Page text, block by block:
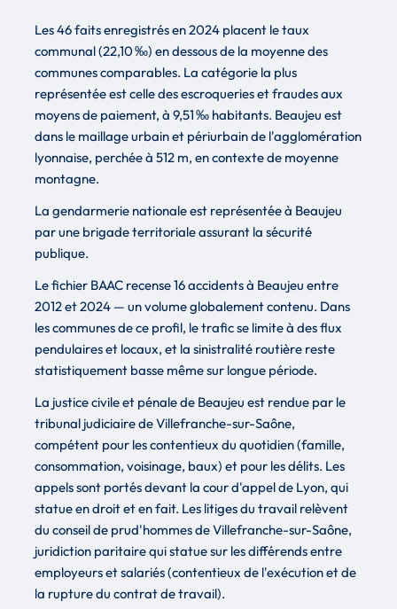
Les 46 faits enregistrés en 2024 placent le taux
communal (22,10 ‰) en dessous de la moyenne des
communes comparables. La catégorie la plus
représentée est celle des escroqueries et fraudes aux
moyens de paiement, à 9,51 ‰ habitants. Beaujeu est
dans le maillage urbain et périurbain de l'agglomération
lyonnaise, perchée à 512 m, en contexte de moyenne
montagne.
La gendarmerie nationale est représentée à Beaujeu
par une brigade territoriale assurant la sécurité
publique.
Le fichier BAAC recense 16 accidents à Beaujeu entre
2012 et 2024 — un volume globalement contenu. Dans
les communes de ce profil, le trafic se limite à des flux
pendulaires et locaux, et la sinistralité routière reste
statistiquement basse même sur longue période.
La justice civile et pénale de Beaujeu est rendue par le
tribunal judiciaire de Villefranche-sur-Saône,
compétent pour les contentieux du quotidien (famille,
consommation, voisinage, baux) et pour les délits. Les
appels sont portés devant la cour d'appel de Lyon, qui
statue en droit et en fait. Les litiges du travail relèvent
du conseil de prud'hommes de Villefranche-sur-Saône,
juridiction paritaire qui statue sur les différends entre
employeurs et salariés (contentieux de l'exécution et de
la rupture du contrat de travail).